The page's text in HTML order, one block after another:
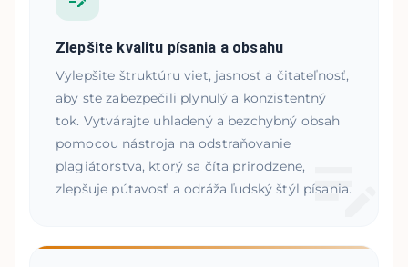
Zlepšite kvalitu písania a obsahu
Vylepšite štruktúru viet, jasnosť a čitateľnosť,
aby ste zabezpečili plynulý a konzistentný
tok. Vytvárajte uhladený a bezchybný obsah
pomocou nástroja na odstraňovanie
plagiátorstva, ktorý sa číta prirodzene,
zlepšuje pútavosť a odráža ľudský štýl písania.